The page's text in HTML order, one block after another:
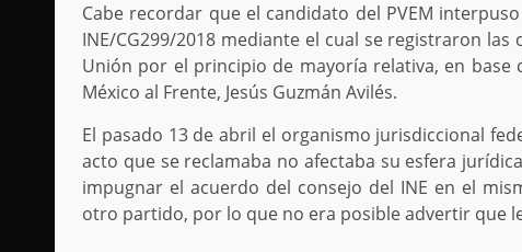
Cabe recordar que el candidato del PVEM
INE/CG299/2018 mediante el cual se registraron
Unión por el principio de mayoría relativa, en
México al Frente, Jesús Guzmán Avilés.
El pasado 13 de abril el organismo jurisdiccional
acto que se reclamaba no afectaba su esfera
impugnar el acuerdo del consejo del INE en el
otro partido, por lo que no era posible advertir que